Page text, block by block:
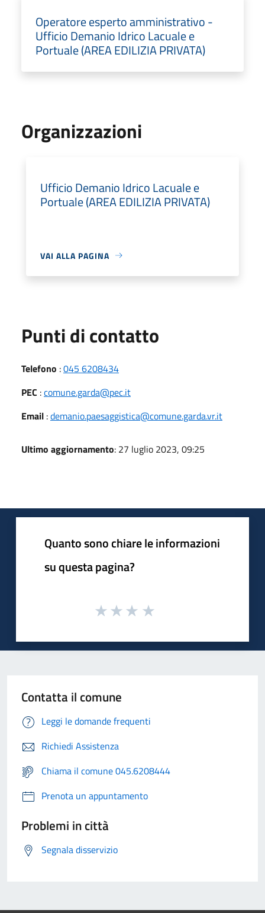
Operatore esperto amministrativo -
Ufficio Demanio Idrico Lacuale e
Portuale (AREA EDILIZIA PRIVATA)
Organizzazioni
Ufficio Demanio Idrico Lacuale e
Portuale (AREA EDILIZIA PRIVATA)
VAI ALLA PAGINA
Punti di contatto
Telefono :045 6208434
PEC :comune.garda@pec.it
Email :demanio.paesaggistica@comune.garda.vr.it
Ultimo aggiornamento: 27 luglio 2023, 09:25
Quanto sono chiare le informazioni
su questa pagina?
Contatta il comune
Leggi le domande frequenti
Richiedi Assistenza
Chiama il comune 045.6208444
Prenota un appuntamento
Problemi in città
Segnala disservizio